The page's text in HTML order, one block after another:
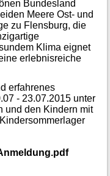
Bundesland
Meere Ost- und
zu Flensburg, die
Klima eignet
erlebnisreiche
erfahrenes
- 23.07.2015 unter
und den Kindern mit